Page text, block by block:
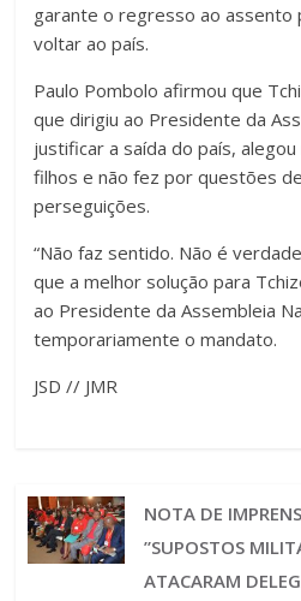
garante o regresso ao assento
voltar ao país.
Paulo Pombolo afirmou que
que dirigiu ao Presidente da
justificar a saída do país,
filhos e não fez por questões
perseguições.
“Não faz sentido. Não é
que a melhor solução para
ao Presidente da Assembleia
temporariamente o mandato.
JSD // JMR
NOTA DE
”SUPOSTOS
ATACARAM